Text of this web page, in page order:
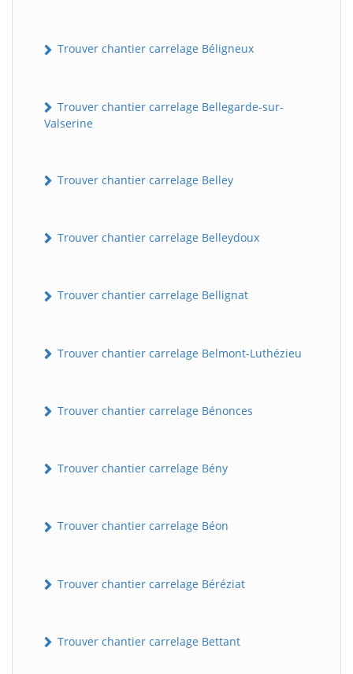
Trouver chantier carrelage Béligneux
Trouver chantier carrelage Bellegarde-sur-
Valserine
Trouver chantier carrelage Belley
Trouver chantier carrelage Belleydoux
Trouver chantier carrelage Bellignat
Trouver chantier carrelage Belmont-Luthézieu
Trouver chantier carrelage Bénonces
Trouver chantier carrelage Bény
Trouver chantier carrelage Béon
Trouver chantier carrelage Béréziat
Trouver chantier carrelage Bettant